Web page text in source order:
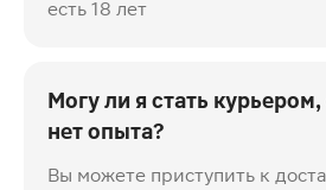
есть 18 лет
Могу ли я стать
нет опыта?
Вы можете приступить к